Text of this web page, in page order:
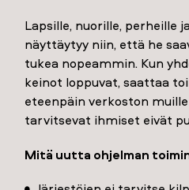
Lapsille, nuorille, perheille
näyttäytyy niin, että he
tukea nopeammin. Kun
keinot loppuvat, saattaa
eteenpäin verkoston
tarvitsevat ihmiset eivät
Mitä uutta ohjelman